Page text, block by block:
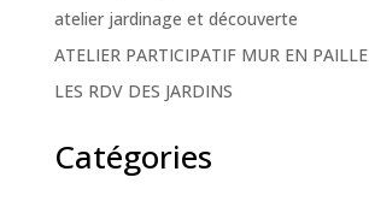
atelier jardinage et découverte
ATELIER PARTICIPATIF MUR EN PAILLE
LES RDV DES JARDINS
Catégories